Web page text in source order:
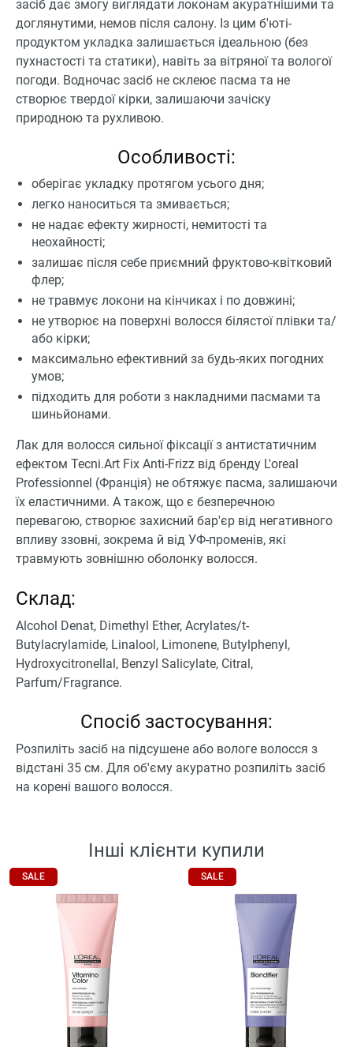
засіб дає змогу виглядати локонам акуратнішими та
доглянутими, немов після салону. Із цим б'юті-
продуктом укладка залишається ідеальною (без
пухнастості та статики), навіть за вітряної та вологої
погоди. Водночас засіб не склеює пасма та не
створює твердої кірки, залишаючи зачіску
природною та рухливою.
Особливості:
оберігає укладку протягом усього дня;
легко наноситься та змивається;
не надає ефекту жирності, немитості та
неохайності;
залишає після себе приємний фруктово-квітковий
флер;
не травмує локони на кінчиках і по довжині;
не утворює на поверхні волосся білястої плівки та/
або кірки;
максимально ефективний за будь-яких погодних
умов;
підходить для роботи з накладними пасмами та
шиньйонами.
Лак для волосся сильної фіксації з антистатичним
ефектом Tecni.Art Fix Anti-Frizz від бренду L'oreal
Professionnel (Франція) не обтяжує пасма, залишаючи
їх еластичними. А також, що є безперечною
перевагою, створює захисний бар'єр від негативного
впливу ззовні, зокрема й від УФ-променів, які
травмують зовнішню оболонку волосся.
Склад:
Alcohol Denat, Dimethyl Ether, Acrylates/t-
Butylacrylamide, Linalool, Limonene, Butylphenyl,
Hydroxycitronellal, Benzyl Salicylate, Citral,
Parfum/Fragrance.
Спосіб застосування:
Розпиліть засіб на підсушене або вологе волосся з
відстані 35 см. Для об'єму акуратно розпиліть засіб
на корені вашого волосся.
Інші клієнти купили
SALE SALE